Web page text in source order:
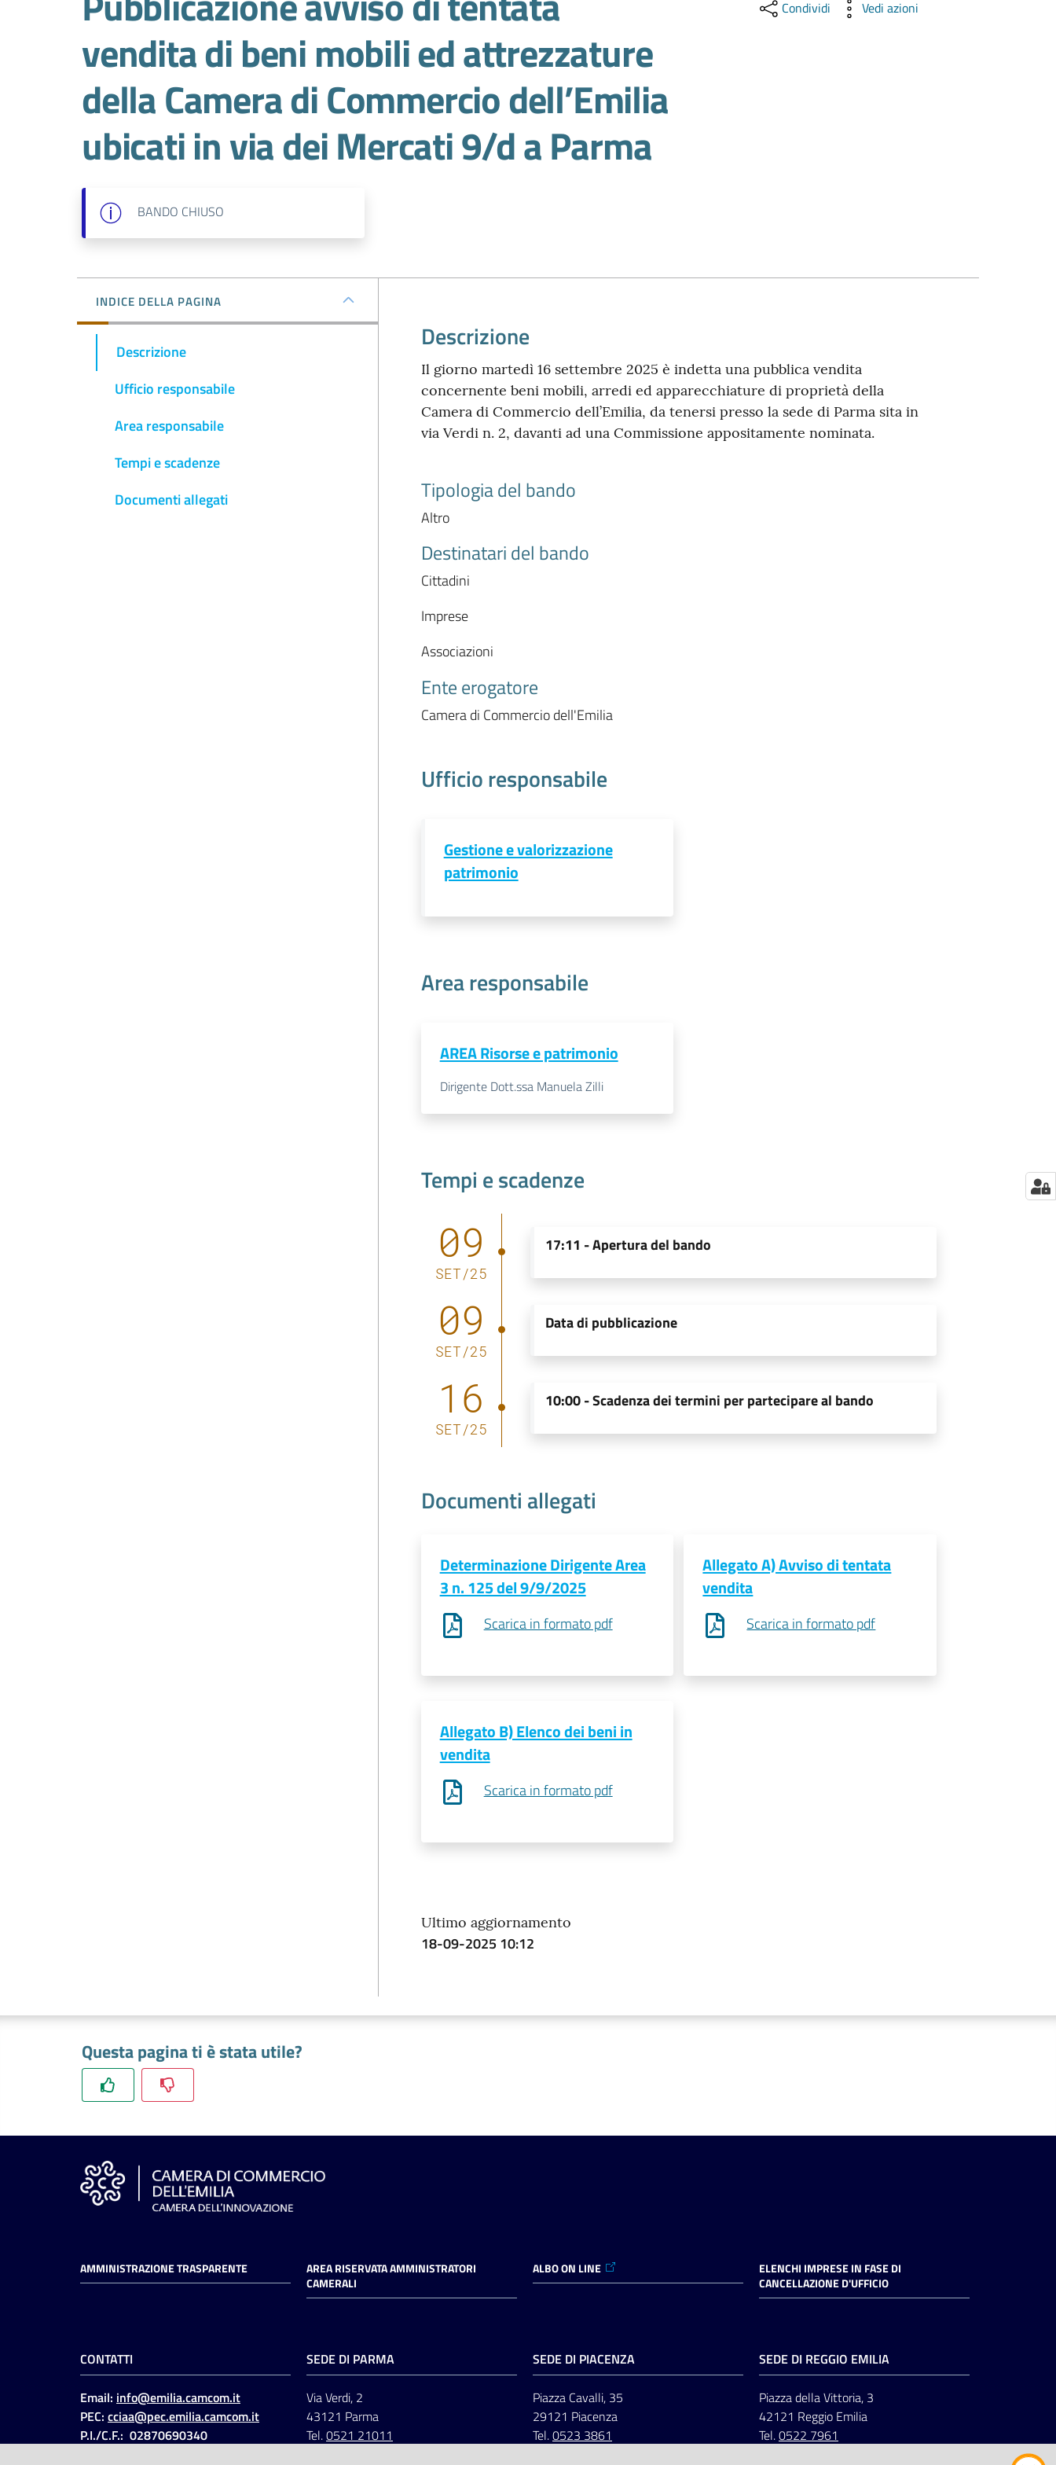
vendita di beni mobili ed attrezzature
della Camera di Commercio dell’Emilia
ubicati in via dei Mercati 9/d a Parma
BANDO CHIUSO
Condividi Vedi azioni
INDICE DELLA PAGINA
Descrizione
Ufficio responsabile
Area responsabile
Tempi e scadenze
Documenti allegati
Descrizione
Il giorno martedì 16 settembre 2025 è indetta una pubblica vendita
concernente beni mobili, arredi ed apparecchiature di proprietà della
Camera di Commercio dell’Emilia, da tenersi presso la sede di Parma sita in
via Verdi n. 2, davanti ad una Commissione appositamente nominata.
Tipologia del bando
Altro
Destinatari del bando
Cittadini
Imprese
Associazioni
Ente erogatore
Camera di Commercio dell'Emilia
Ufficio responsabile
Gestione e valorizzazione
patrimonio
Area responsabile
AREA Risorse e patrimonio
Dirigente Dott.ssa Manuela Zilli
Tempi e scadenze
09
SET/25
17:11 -Apertura del bando
09
SET/25
Data di pubblicazione
16
SET/25
10:00-Scadenza dei termini per partecipare al bando
Documenti allegati
Determinazione Dirigente Area
3 n. 125 del 9/9/2025
Scarica in formato pdf
Allegato A) Avviso di tentata
vendita
Scarica in formato pdf
Allegato B) Elenco dei beni in
vendita
Scarica in formato pdf
Ultimo aggiornamento
18-09-2025 10:12
Questa pagina ti è stata utile?
AMMINISTRAZIONE TRASPARENTE
AREA RISERVATA AMMINISTRATORI
CAMERALI
ALBO ON LINE
ELENCHI IMPRESE IN FASE DI
CANCELLAZIONE D'UFFICIO
CONTATTI
Email: info@emilia.camcom.it
PEC: cciaa@pec.emilia.camcom.it
P.I./C.F.: 02870690340
SEDE DI PARMA
Via Verdi, 2
43121 Parma
Tel.0521 21011
SEDE DI PIACENZA
Piazza Cavalli, 35
29121 Piacenza
Tel.0523 3861
SEDE DI REGGIO EMILIA
Piazza della Vittoria, 3
42121 Reggio Emilia
Tel.0522 7961